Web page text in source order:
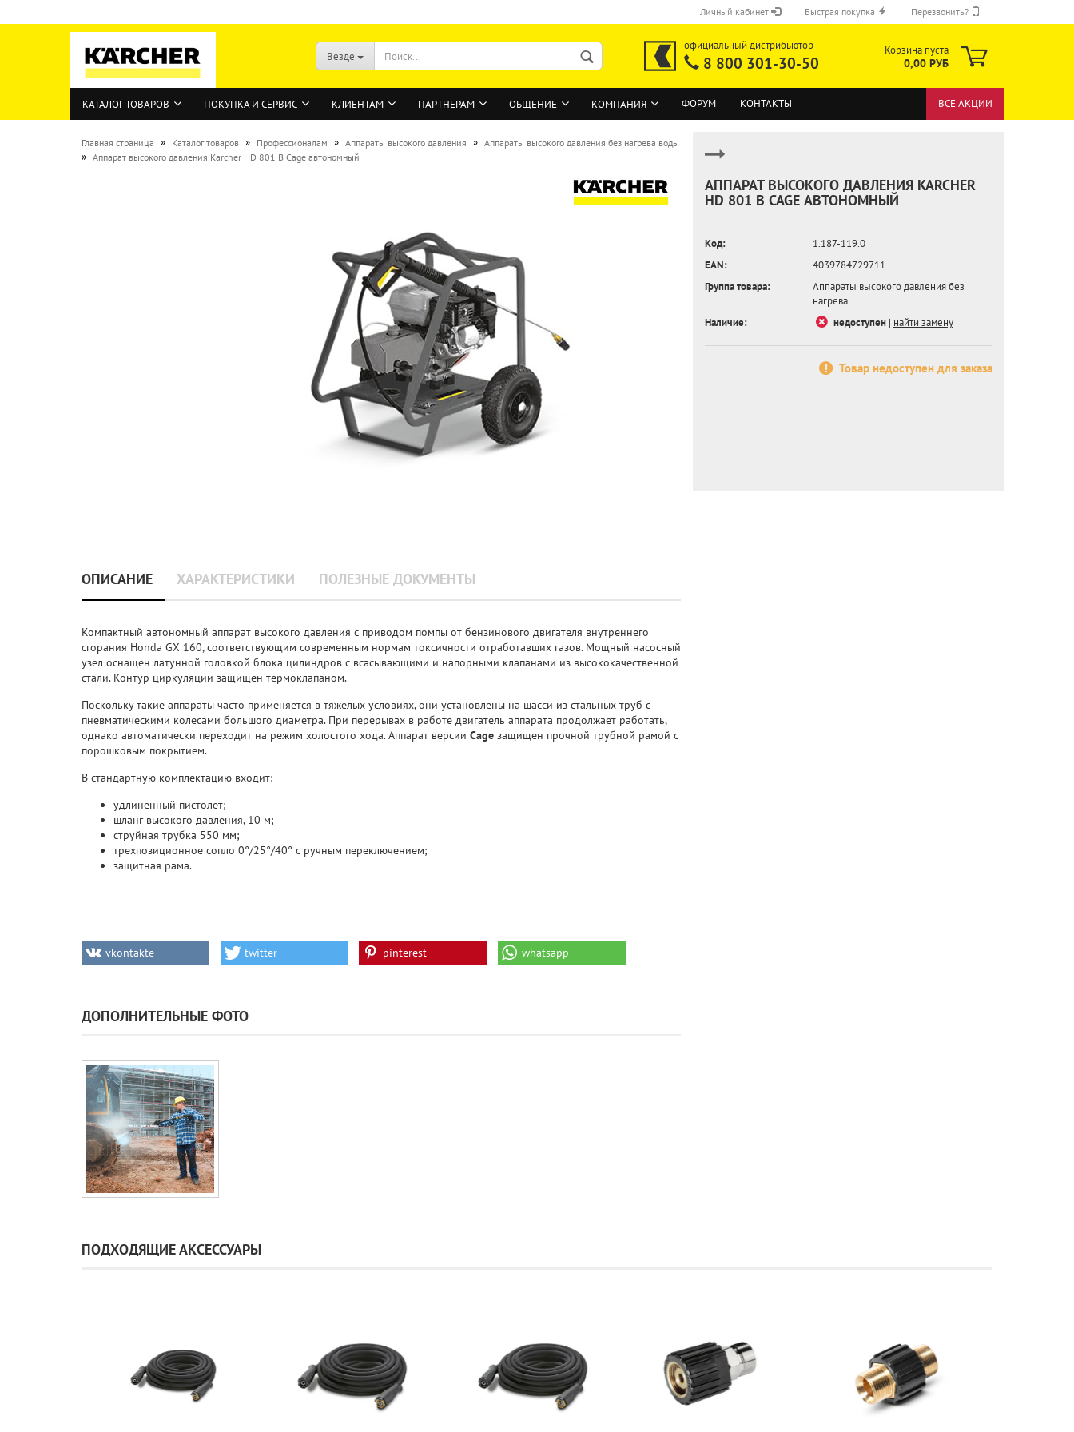
Личный кабинет
ВОЙТИ
Быстрая покупка Перезвонить?
ОТПРАВИТЬ
Везде
официальный дистрибьютор
8 800 301-30-50
Корзина пуста
0,00 РУБ
КАТАЛОГ ТОВАРОВ ПОКУПКА И СЕРВИС КЛИЕНТАМ ПАРТНЕРАМ ОБЩЕНИЕ КОМПАНИЯ ФОРУМ КОНТАКТЫ ВСЕ АКЦИИ
Главная страница » Каталог товаров » Профессионалам » Аппараты высокого давления » Аппараты высокого давления без нагрева воды
» Аппарат высокого давления Karcher HD 801 B Cage автономный
АППАРАТ ВЫСОКОГО ДАВЛЕНИЯ KARCHER
HD 801 B CAGE АВТОНОМНЫЙ
Код:
1.187-119.0
EAN:
4039784729711
Группа товара:
Аппараты высокого давления без
нагрева
Наличие:
недоступен| найти замену
Товар недоступен для заказа
ОПИСАНИЕ ХАРАКТЕРИСТИКИ ПОЛЕЗНЫЕ ДОКУМЕНТЫ
Компактный автономный аппарат высокого давления с приводом помпы от бензинового двигателя внутреннего
сгорания Honda GX 160, соответствующим современным нормам токсичности отработавших газов. Мощный насосный
узел оснащен латунной головкой блока цилиндров с всасывающими и напорными клапанами из высококачественной
стали. Контур циркуляции защищен термоклапаном.
Поскольку такие аппараты часто применяется в тяжелых условиях, они установлены на шасси из стальных труб с
пневматическими колесами большого диаметра. При перерывах в работе двигатель аппарата продолжает работать,
однако автоматически переходит на режим холостого хода. Аппарат версии Cage защищен прочной трубной рамой с
порошковым покрытием.
В стандартную комплектацию входит:
удлиненный пистолет;
шланг высокого давления, 10 м;
струйная трубка 550 мм;
трехпозиционное сопло 0°/25°/40° с ручным переключением;
защитная рама.
vkontakte twitter pinterest whatsapp
ДОПОЛНИТЕЛЬНЫЕ ФОТО
ПОДХОДЯЩИЕ АКСЕССУАРЫ